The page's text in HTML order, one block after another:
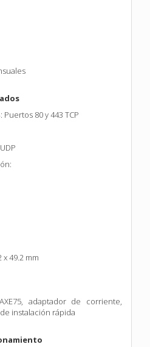
Puertos 80 y 443 TCP
x 49.2 mm
adaptador de corriente,
instalación rápida